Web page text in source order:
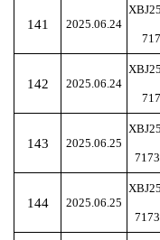
141 2025.06.24
142 2025.06.24
143 2025.06.25
144 2025.06.25